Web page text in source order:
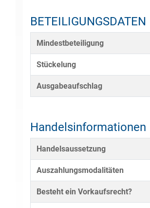
BETEILIGUNGSDATEN
Mindestbeteiligung
Stückelung
Ausgabeaufschlag
Handelsinformationen
Handelsaussetzung
Auszahlungsmodalitäten
Besteht ein Vorkaufsrecht?